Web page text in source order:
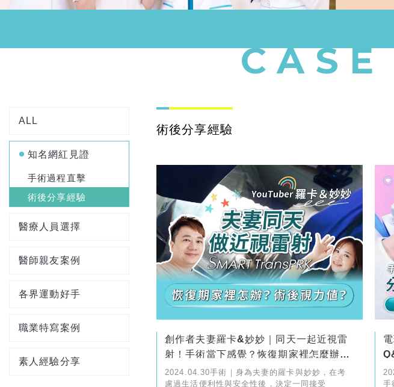
ALL
知名網紅見證
手術過程直擊
術後分享經驗
醫療人員選擇
醫師親友案例
各界運動好手
職業特寫案例
素人經驗分享
術後分享經驗
創作者夫妻羅卡&妙妙｜同天一起近視雷
射！手術當下感覺？恢復期家裡怎麼辦？
手術後視力值？
2024.04.30手術｜身為夫妻的羅卡與妙妙，在考
慮過生活便利性與安全性後，決定一同接受
手